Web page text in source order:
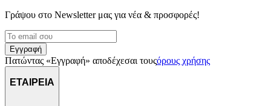
Γράψου στο Νewsletter μας για νέα & προσφορές!
Εγγραφή
Πατώντας «Εγγραφή» αποδέχεσαι τουςόρους χρήσης
ΕΤΑΙΡΕΙΑ